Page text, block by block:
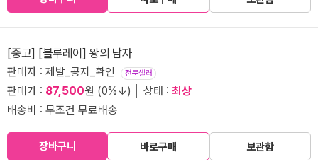
[중고] [블루레이] 왕의 남자
판매자 : 제발_공지_확인 전문셀러
판매가 : 87,500원 (0%↓) │ 상태 : 최상
배송비 : 무조건 무료배송
장바구니 바로구매 보관함